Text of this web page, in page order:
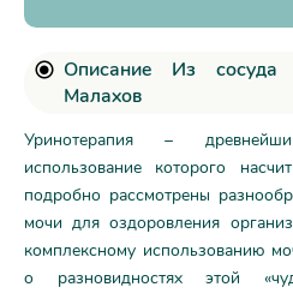
Описание Из сосуда
Малахов
Уринотерапия –
использование которого
подробно рассмотрены
мочи для оздоровления
комплексному использованию
о разновидностях этой